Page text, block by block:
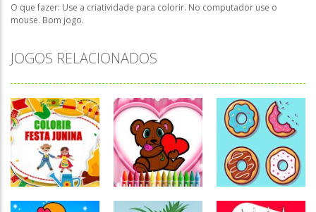
O que fazer: Use a criatividade para colorir. No computador use o
mouse. Bom jogo.
JOGOS RELACIONADOS